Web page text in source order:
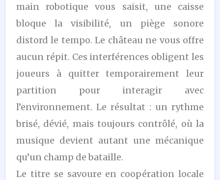
main robotique vous saisit, une caisse
bloque la visibilité, un piège sonore
distord le tempo. Le château ne vous offre
aucun répit. Ces interférences obligent les
joueurs à quitter temporairement leur
partition pour interagir avec
l’environnement. Le résultat : un rythme
brisé, dévié, mais toujours contrôlé, où la
musique devient autant une mécanique
qu’un champ de bataille.
Le titre se savoure en coopération locale